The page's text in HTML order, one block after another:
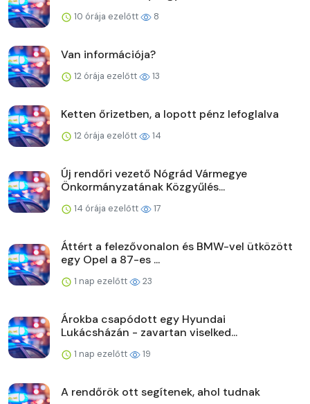
10 órája ezelőtt 8
Van információja?
12 órája ezelőtt 13
Ketten őrizetben, a lopott pénz lefoglalva
12 órája ezelőtt 14
Új rendőri vezető Nógrád Vármegye
Önkormányzatának Közgyűlés...
14 órája ezelőtt 17
Áttért a felezővonalon és BMW-vel ütközött
egy Opel a 87-es ...
1 nap ezelőtt 23
Árokba csapódott egy Hyundai
Lukácsházán - zavartan viselked...
1 nap ezelőtt 19
A rendőrök ott segítenek, ahol tudnak